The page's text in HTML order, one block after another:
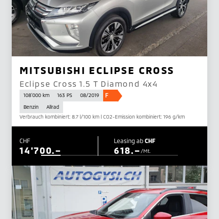
MITSUBISHI ECLIPSE CROSS
Eclipse Cross 1.5 T Diamond 4x4
108'000 km 163 PS 08/2019 F
Benzin
Allrad
Verbrauch kombiniert: 8.7 l/100 km | CO2-Emission kombiniert: 196 g/km
CHF
14'700.–
Leasing ab CHF
618.– /Mt.